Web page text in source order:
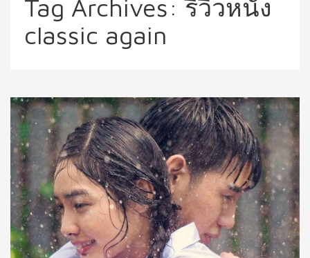
Tag Archives:รีวิวหนัง
classic again